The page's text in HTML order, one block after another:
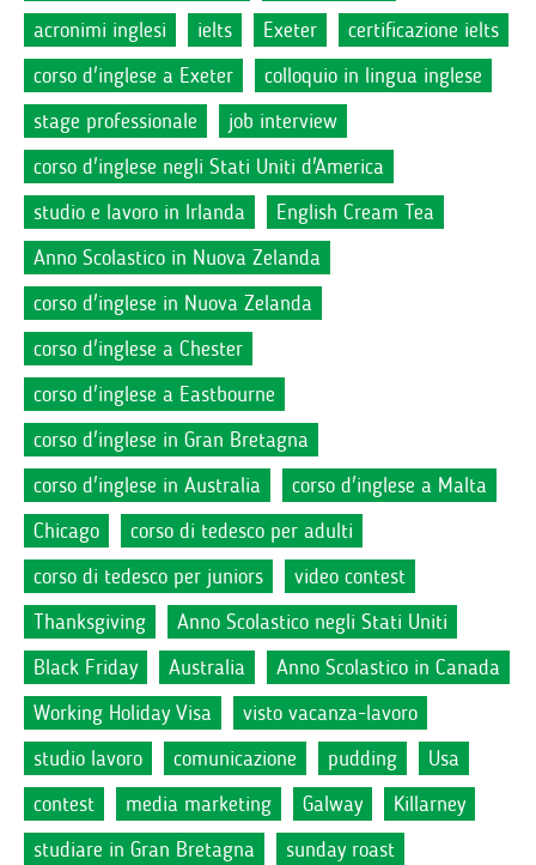
acronimi inglesi
ielts Exeter
certificazione ielts
corso d'inglese a Exeter
colloquio in lingua inglese
stage professionale
job interview
corso d'inglese negli Stati Uniti d'America
studio e lavoro in Irlanda
English Cream Tea
Anno Scolastico in Nuova Zelanda
corso d'inglese in Nuova Zelanda
corso d'inglese a Chester
corso d'inglese a Eastbourne
corso d'inglese in Gran Bretagna
corso d'inglese in Australia
corso d'inglese a Malta
Chicago
corso di tedesco per adulti
corso di tedesco per juniors
video contest
Thanksgiving
Anno Scolastico negli Stati Uniti
Black Friday
Australia
Anno Scolastico in Canada
Working Holiday Visa
visto vacanza-lavoro
studio lavoro
comunicazione pudding
Usa
contest
media marketing Galway
Killarney
studiare in Gran Bretagna
sunday roast